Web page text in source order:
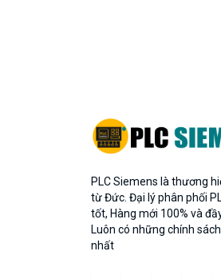
PLC Siemens là thương
từ Đức. Đại lý phân phối
tốt, Hàng mới 100% và
Luôn có những chính
nhất